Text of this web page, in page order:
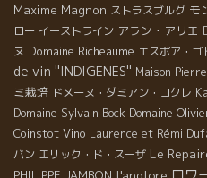
Maxime Magnon ストラスブルグ モ
ロー イーストライン アラン・アリエ
ヌ Domaine Richeaume エスポア・ゴ
de vin ''INDIGENES'' Maison
ミ栽培 ドメーヌ・ダミアン・コクレ
Domaine Sylvain Bock Domaine
Coinstot Vino Laurence et Rémi
バン エリック・ド・スーザ Le